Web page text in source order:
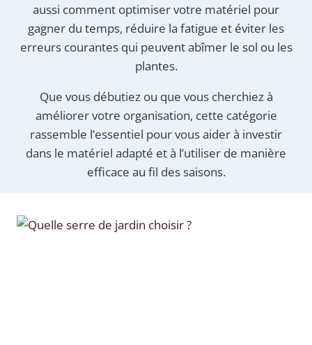
aussi comment optimiser votre matériel pour
gagner du temps, réduire la fatigue et éviter les
erreurs courantes qui peuvent abîmer le sol ou les
plantes.
Que vous débutiez ou que vous cherchiez à
améliorer votre organisation, cette catégorie
rassemble l’essentiel pour vous aider à investir
dans le matériel adapté et à l’utiliser de manière
efficace au fil des saisons.